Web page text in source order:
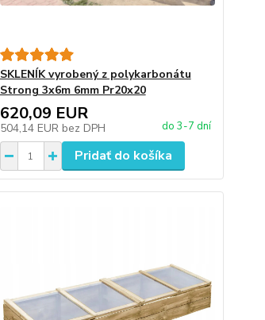
SKLENÍK vyrobený z polykarbonátu
Strong 3x6m 6mm Pr20x20
620,09 EUR
504,14 EUR bez DPH do 3-7 dní
Pridať do košíka